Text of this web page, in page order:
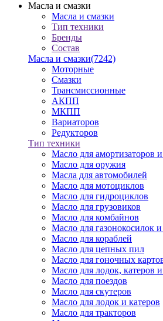
Масла и смазки
Масла и смазки
Тип техники
Бренды
Состав
Масла и смазки(7242)
Моторные
Смазки
Трансмиссионные
АКПП
МКПП
Вариаторов
Редукторов
Тип техники
Масло для амортизаторов
Масло для оружия
Масла для автомобилей
Масло для мотоциклов
Масло для гидроциклов
Масло для грузовиков
Масло для комбайнов
Масло для газонокосилок
Масло для кораблей
Масло для цепных пил
Масло для гоночных
Масло для лодок, катеров
Масло для поездов
Масло для скутеров
Масло для лодок и катеров
Масло для тракторов